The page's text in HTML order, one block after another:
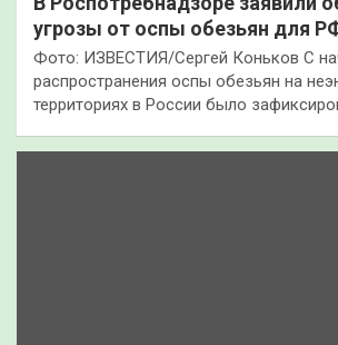
угрозы от оспы обезьян для
Фото: ИЗВЕСТИЯ/Сергей Коньков С
распространения оспы обезьян на
территориях в России было